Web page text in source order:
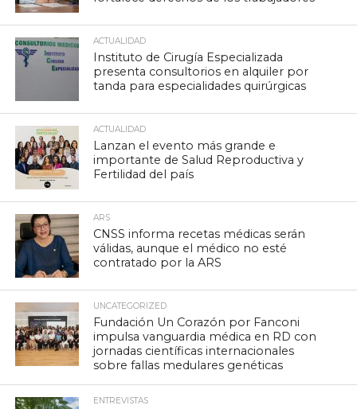
ACTUALIDAD
Instituto de Cirugía Especializada
presenta consultorios en alquiler por
tanda para especialidades quirúrgicas
ACTUALIDAD
Lanzan el evento más grande e
importante de Salud Reproductiva y
Fertilidad del país
ARS
CNSS informa recetas médicas serán
válidas, aunque el médico no esté
contratado por la ARS
UNCATEGORIZED
Fundación Un Corazón por Fanconi
impulsa vanguardia médica en RD con
jornadas científicas internacionales
sobre fallas medulares genéticas
ENTREVISTAS